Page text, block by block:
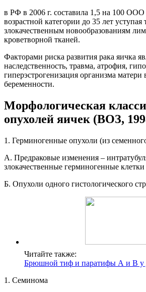
в РФ в 2006 г. составила 1,5 на 100 ООО
возрастной категории до 35 лет уступая
злокачественным новообразованиям
кроветворной тканей.
Факторами риска развития рака яичка
наследственность, травма, атрофия,
гиперэстрогенизация организма матери
беременности.
Морфологическая
опухолей яичек (ВОЗ,
1. Герминогенные опухоли (из
A. Предраковые изменения –
злокачественные герминогенные клетки
Б. Опухоли одного гистологического
Читайте также:
Брюшной тиф и паратифы А и В у
1. Семинома